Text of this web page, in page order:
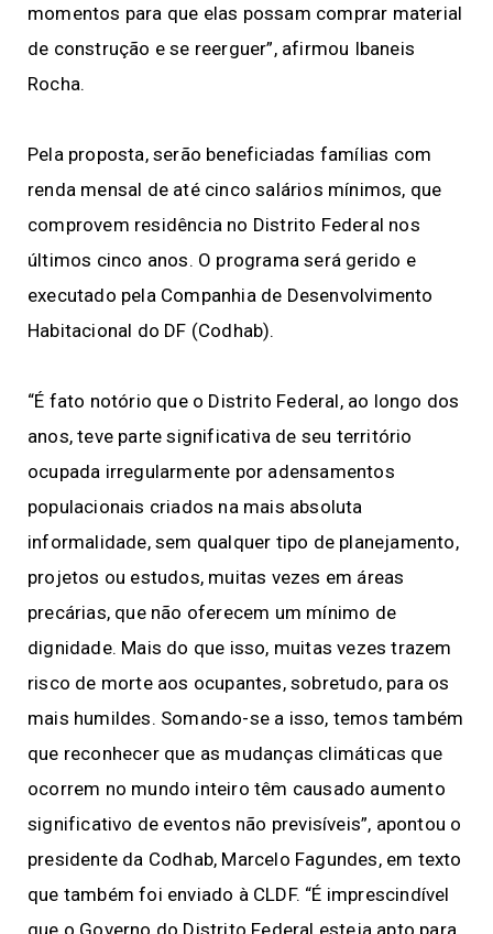
momentos para que elas possam comprar material
de construção e se reerguer”, afirmou Ibaneis
Rocha.
Pela proposta, serão beneficiadas famílias com
renda mensal de até cinco salários mínimos, que
comprovem residência no Distrito Federal nos
últimos cinco anos. O programa será gerido e
executado pela Companhia de Desenvolvimento
Habitacional do DF (Codhab).
“É fato notório que o Distrito Federal, ao longo dos
anos, teve parte significativa de seu território
ocupada irregularmente por adensamentos
populacionais criados na mais absoluta
informalidade, sem qualquer tipo de planejamento,
projetos ou estudos, muitas vezes em áreas
precárias, que não oferecem um mínimo de
dignidade. Mais do que isso, muitas vezes trazem
risco de morte aos ocupantes, sobretudo, para os
mais humildes. Somando-se a isso, temos também
que reconhecer que as mudanças climáticas que
ocorrem no mundo inteiro têm causado aumento
significativo de eventos não previsíveis”, apontou o
presidente da Codhab, Marcelo Fagundes, em texto
que também foi enviado à CLDF. “É imprescindível
que o Governo do Distrito Federal esteja apto para